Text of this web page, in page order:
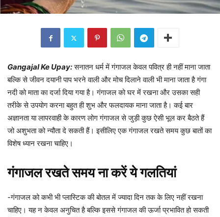
Gangajal Ke Upay:सनातन धर्म में गंगाजल केवल पवित्र ही नहीं माना जाता
बल्कि से जीवन दयानी पाप भरने वाली और मोच दिलाने वाली भी माना जाता है गंगा
नदी को माता का दर्जा दिया गया है। गंगाजल को घर में रखना और उसका सही
तरीके से उपयोग करना बहुत ही शुभ और फलदायक माना जाता है। कई बार
अज्ञानता या लापरवाही के कारण लोग गंगाजल से जुड़ी कुछ ऐसी भूल कर बैठते हैं
जो अशुभता को न्यौता दे सकती हैं। इसीलिए एक गंगाजल रखते समय कुछ बातों का
विशेष ध्यान रखना चाहिए।
गंगाजल रखते समय ना करें ये गलतियां
-गंगाजल को कभी भी प्लास्टिक की बोतल में ज्यादा दिन तक के लिए नहीं रखना
चाहिए। यह न केवल अनुचित है बल्कि इससे गंगाजल की ऊर्जा प्रभावित हो सकती